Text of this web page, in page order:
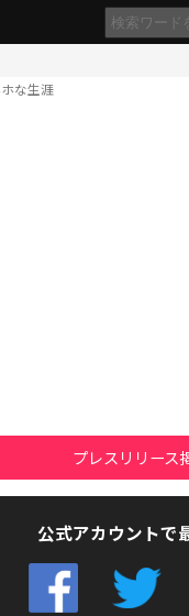
な生涯
プレスリリース
公式アカウントで